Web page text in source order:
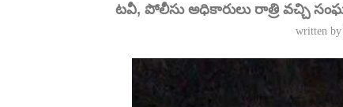
టవీ, పోలీసు అధికారులు రాత్రి వచ్చి
written by